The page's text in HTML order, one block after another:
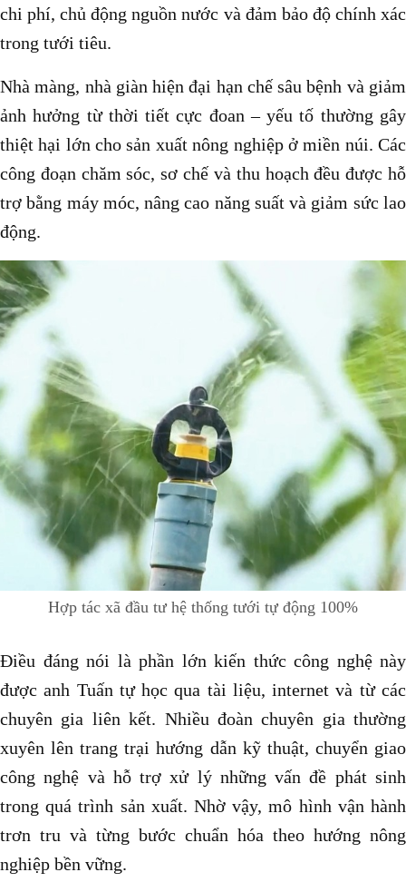
chi phí, chủ động nguồn nước và đảm bảo độ chính xác
trong tưới tiêu.
Nhà màng, nhà giàn hiện đại hạn chế sâu bệnh và giảm
ảnh hưởng từ thời tiết cực đoan – yếu tố thường gây
thiệt hại lớn cho sản xuất nông nghiệp ở miền núi. Các
công đoạn chăm sóc, sơ chế và thu hoạch đều được hỗ
trợ bằng máy móc, nâng cao năng suất và giảm sức lao
động.
Hợp tác xã đầu tư hệ thống tưới tự động 100%
Điều đáng nói là phần lớn kiến thức công nghệ này
được anh Tuấn tự học qua tài liệu, internet và từ các
chuyên gia liên kết. Nhiều đoàn chuyên gia thường
xuyên lên trang trại hướng dẫn kỹ thuật, chuyển giao
công nghệ và hỗ trợ xử lý những vấn đề phát sinh
trong quá trình sản xuất. Nhờ vậy, mô hình vận hành
trơn tru và từng bước chuẩn hóa theo hướng nông
nghiệp bền vững.